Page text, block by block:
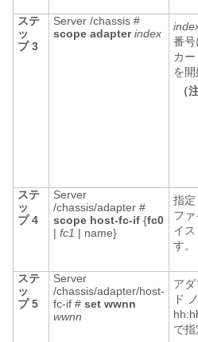
ステ
ッ
プ 3
Server /chassis #
scope adapterindex
番号
カ
を開
（
ステ
ッ
プ 4
Server
/chassis/adapter #
scope host-fc-if {fc0
| fc1 | name}
指定
フ
イ
す。
ステ
ッ
プ 5
Server
/chassis/adapter/host-
fc-if # set wwnn
wwnn
ア
ド
で指